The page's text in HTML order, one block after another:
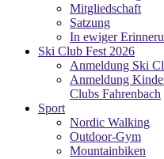
Mitgliedschaft
Satzung
In ewiger
Ski Club Fest 2026
Anmeldung Ski
Anmeldung
Clubs Fahrenbach
Sport
Nordic Walking
Outdoor-Gym
Mountainbiken